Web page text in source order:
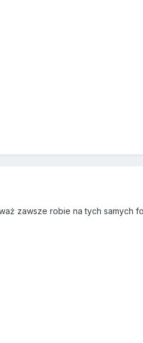
zawsze robie na tych samych